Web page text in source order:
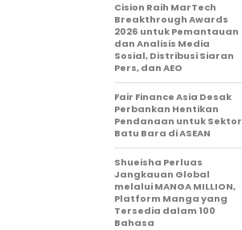
Cision Raih MarTech
Breakthrough Awards
2026 untuk Pemantauan
dan Analisis Media
Sosial, Distribusi Siaran
Pers, dan AEO
Fair Finance Asia Desak
Perbankan Hentikan
Pendanaan untuk Sektor
Batu Bara di ASEAN
Shueisha Perluas
Jangkauan Global
melalui MANGA MILLION,
Platform Manga yang
Tersedia dalam 100
Bahasa